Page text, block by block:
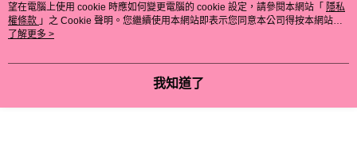
望在電腦上使用 cookie 時應如何變更電腦的 cookie 設定，請參閱本網站「 隱私
權條款 」之 Cookie 聲明。您繼續使用本網站即表示您同意本公司得按本網站使
用條款之 Cookie 聲明使用 cookie。
了解更多 >
我知道了